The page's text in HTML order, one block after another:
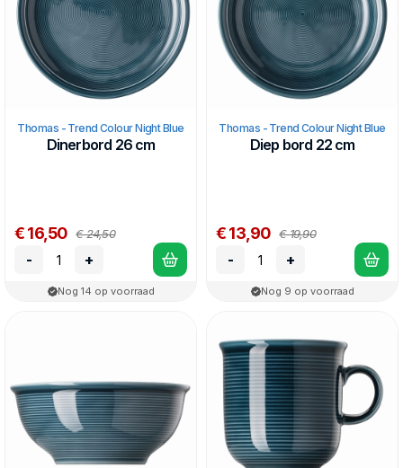
Thomas - Trend Colour Night Blue
Dinerbord 26 cm
€ 16,50 € 24,50
- +
Nog 14 op voorraad
Thomas - Trend Colour Night Blue
Diep bord 22 cm
€ 13,90 € 19,90
- +
Nog 9 op voorraad